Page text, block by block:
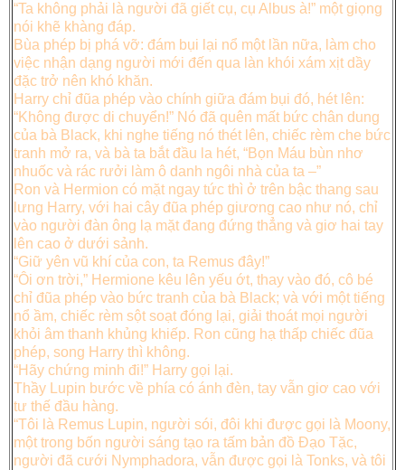
“Ta không phải là người đã giết cụ, cụ Albus à!” một giọng
nói khẽ khàng đáp.
Bùa phép bị phá vỡ: đám bụi lại nổ một lần nữa, làm cho
việc nhận dạng người mới đến qua làn khói xám xịt dầy
đặc trở nên khó khăn.
Harry chỉ đũa phép vào chính giữa đám bụi đó, hét lên:
“Không được di chuyển!” Nó đã quên mất bức chân dung
của bà Black, khi nghe tiếng nó thét lên, chiếc rèm che bức
tranh mở ra, và bà ta bắt đầu la hét, “Bọn Máu bùn nhơ
nhuốc và rác rưởi làm ô danh ngôi nhà của ta –”
Ron và Hermion có mặt ngay tức thì ở trên bậc thang sau
lưng Harry, với hai cây đũa phép giương cao như nó, chỉ
vào người đàn ông lạ mặt đang đứng thẳng và giơ hai tay
lên cao ở dưới sảnh.
“Giữ yên vũ khí của con, ta Remus đây!”
“Ôi ơn trời,” Hermione kêu lên yếu ớt, thay vào đó, cô bé
chỉ đũa phép vào bức tranh của bà Black; và với một tiếng
nổ ầm, chiếc rèm sột soạt đóng lại, giải thoát mọi người
khỏi âm thanh khủng khiếp. Ron cũng hạ thấp chiếc đũa
phép, song Harry thì không.
“Hãy chứng minh đi!” Harry gọi lại.
Thầy Lupin bước về phía có ánh đèn, tay vẫn giơ cao với
tư thế đầu hàng.
“Tôi là Remus Lupin, người sói, đôi khi được gọi là Moony,
một trong bốn người sáng tạo ra tấm bản đồ Đạo Tặc,
người đã cưới Nymphadora, vẫn được gọi là Tonks, và tôi